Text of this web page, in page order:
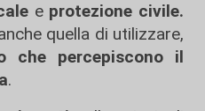
e protezione civile.
quella di utilizzare,
che percepiscono il
.